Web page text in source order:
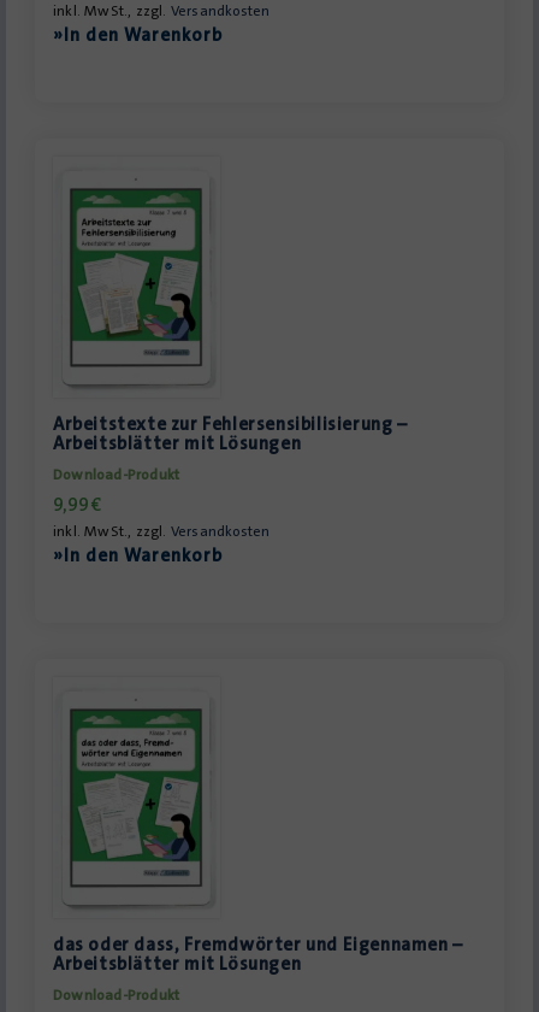
inkl. MwSt., zzgl. Versandkosten
»In den Warenkorb
Arbeitstexte zur Fehlersensibilisierung –
Arbeitsblätter mit Lösungen
Download-Produkt
9,99€
inkl. MwSt., zzgl. Versandkosten
»In den Warenkorb
das oder dass, Fremdwörter und Eigennamen –
Arbeitsblätter mit Lösungen
Download-Produkt